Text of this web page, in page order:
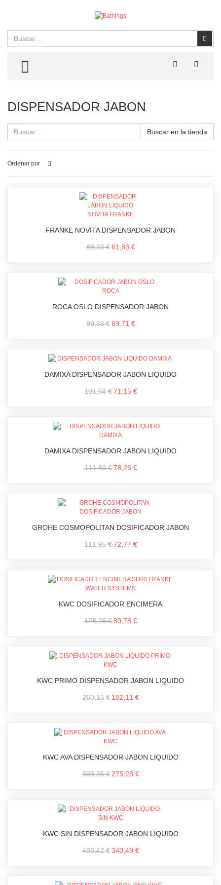
TOGGLE MENU
DISPENSADOR JABON
Buscar en la tienda
Ordenar por
FRANKE NOVITA DISPENSADOR JABON
88,33 € 61,83 €
ROCA OSLO DISPENSADOR JABON
99,58 € 69,71 €
DAMIXA DISPENSADOR JABON LIQUIDO
101,64 € 71,15 €
DAMIXA DISPENSADOR JABON LIQUIDO
111,80 € 78,26 €
GROHE COSMOPOLITAN DOSIFICADOR JABON
111,95 € 72,77 €
KWC DOSIFICADOR ENCIMERA
128,26 € 89,78 €
KWC PRIMO DISPENSADOR JABON LIQUIDO
260,15 € 182,11 €
KWC AVA DISPENSADOR JABON LIQUIDO
393,25 € 275,28 €
KWC SIN DISPENSADOR JABON LIQUIDO
486,42 € 340,49 €